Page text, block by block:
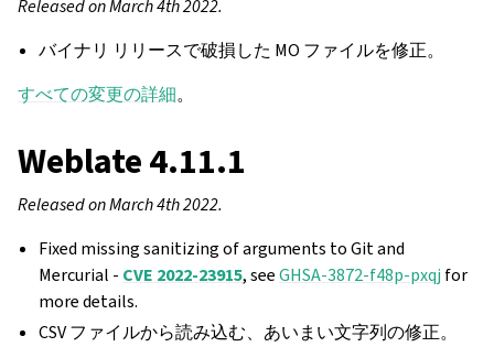
Released on March 4th 2022.
バイナリ リリースで破損した MO ファイルを修正。
すべての変更の詳細。
Weblate 4.11.1
Released on March 4th 2022.
Fixed missing sanitizing of arguments to Git and
Mercurial - CVE 2022-23915, seeGHSA-3872-f48p-pxqj for
more details.
CSV ファイルから読み込む、あいまい文字列の修正。